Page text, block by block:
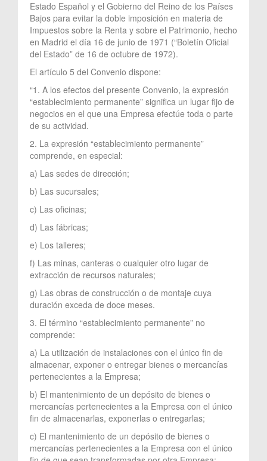
Estado Español y el Gobierno del Reino de los Países
Bajos para evitar la doble imposición en materia de
Impuestos sobre la Renta y sobre el Patrimonio, hecho
en Madrid el día 16 de junio de 1971 (“Boletín Oficial
del Estado” de 16 de octubre de 1972).
El artículo 5 del Convenio dispone:
“1. A los efectos del presente Convenio, la expresión
“establecimiento permanente” significa un lugar fijo de
negocios en el que una Empresa efectúe toda o parte
de su actividad.
2. La expresión “establecimiento permanente”
comprende, en especial:
a) Las sedes de dirección;
b) Las sucursales;
c) Las oficinas;
d) Las fábricas;
e) Los talleres;
f) Las minas, canteras o cualquier otro lugar de
extracción de recursos naturales;
g) Las obras de construcción o de montaje cuya
duración exceda de doce meses.
3. El término “establecimiento permanente” no
comprende:
a) La utilización de instalaciones con el único fin de
almacenar, exponer o entregar bienes o mercancías
pertenecientes a la Empresa;
b) El mantenimiento de un depósito de bienes o
mercancías pertenecientes a la Empresa con el único
fin de almacenarlas, exponerlas o entregarlas;
c) El mantenimiento de un depósito de bienes o
mercancías pertenecientes a la Empresa con el único